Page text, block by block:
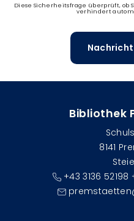
Diese Sicherheitsfrage überprüft, ob
verhindert
Bibliothek
8141
+43 3136